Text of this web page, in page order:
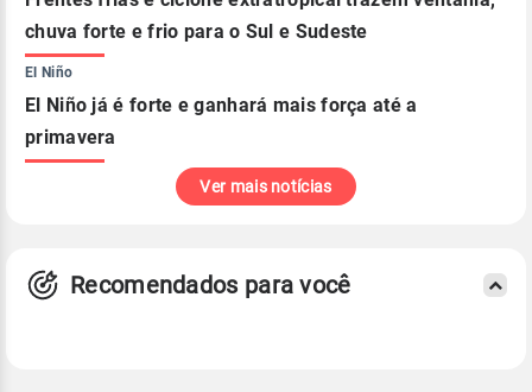
chuva forte e frio para o Sul e Sudeste
El Niño
El Niño já é forte e ganhará mais força até a
primavera
Ver mais notícias
Recomendados para você